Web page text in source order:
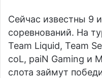
Сейчас известны 9
соревнований. На
Team Liquid, Team
coL, paiN Gaming и
слота займут